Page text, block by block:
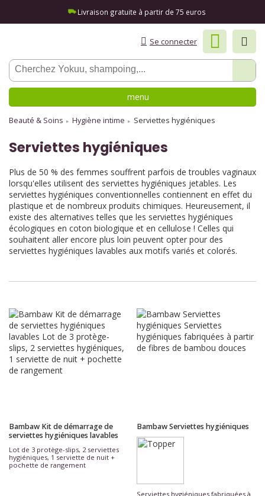
Livraison gratuite à partir de 75 euros
Se connecter
menu
Beauté & Soins Hygiène intime Serviettes hygiéniques
Serviettes hygiéniques
Plus de 50 % des femmes souffrent parfois de troubles vaginaux
lorsqu'elles utilisent des serviettes hygiéniques jetables. Les
serviettes hygiéniques conventionnelles contiennent en effet du
plastique et de nombreux produits chimiques. Heureusement, il
existe des alternatives telles que les serviettes hygiéniques
écologiques en coton biologique et en cellulose ! Celles qui
souhaitent aller encore plus loin peuvent opter pour des
serviettes hygiéniques lavables aux motifs variés et colorés.
Bambaw Kit de démarrage de
serviettes hygiéniques lavables
Lot de 3 protège-slips, 2 serviettes
hygiéniques, 1 serviette de nuit +
pochette de rangement
Bambaw Serviettes hygiéniques
Serviettes hygiéniques fabriquées à